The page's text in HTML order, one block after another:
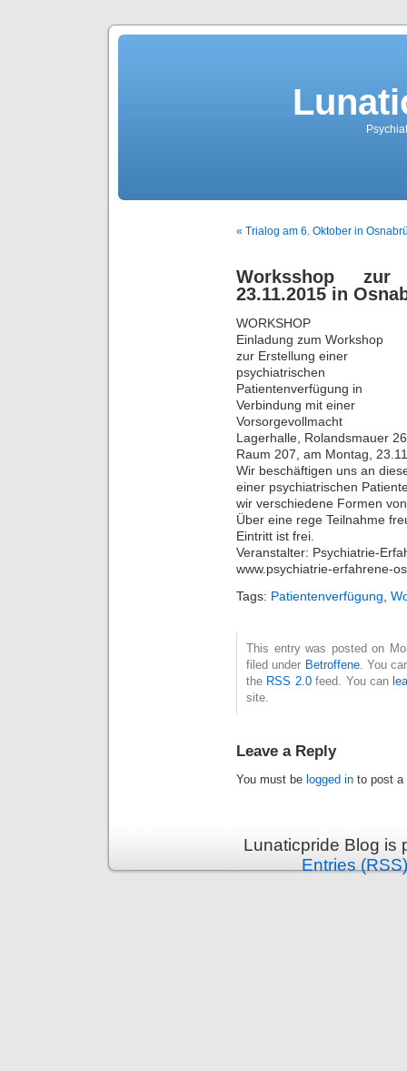
« Trialog am 6. Oktober in
Worksshop zur
23.11.2015 in
WORKSHOP
Einladung zum Workshop
zur Erstellung einer
psychiatrischen
Patientenverfügung in
Verbindung mit einer
Vorsorgevollmacht
Lagerhalle, Rolandsmauer
Raum 207, am Montag,
Wir beschäftigen uns an
einer psychiatrischen
wir verschiedene Formen
Über eine rege Teilnahme
Eintritt ist frei.
Veranstalter: Psychiatrie-
www.psychiatrie-erfahrene-
Tags: Patientenverfügung
This entry was posted on
filed under Betroffene. You
the RSS 2.0feed. You can
site.
Leave a Reply
You must be logged in to post a
Lunaticpride Blog is
Entries (RSS)